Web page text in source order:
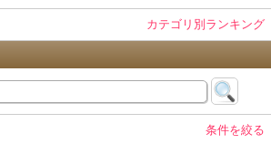
カテゴリ別ランキング
条件を絞る